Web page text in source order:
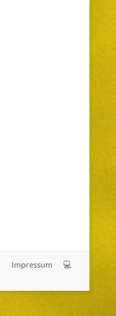
Impressum 💻